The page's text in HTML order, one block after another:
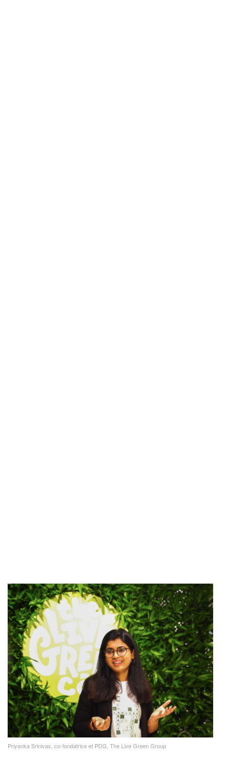
Priyanka Srinivas, co-fondatrice et PDG, The Live Green Group